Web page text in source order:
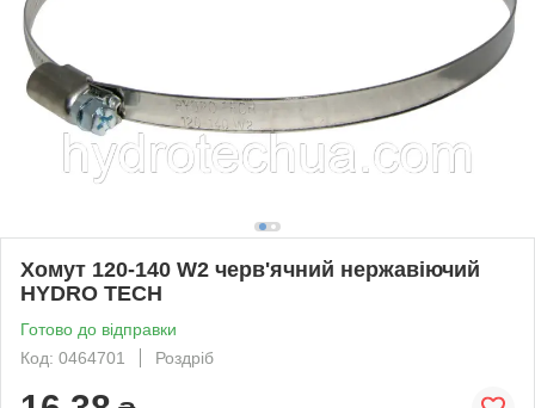
Хомут 120-140 W2 черв'ячний нержавіючий
HYDRO TECH
Готово до відправки
Код: 0464701
Роздріб